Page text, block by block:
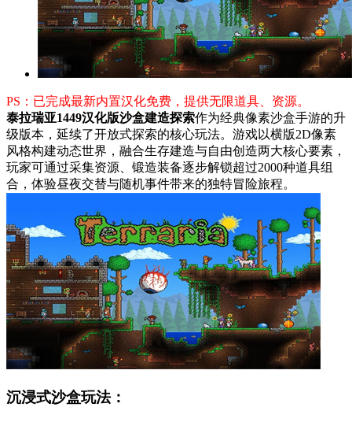
PS：已完成最新内置汉化免费，提供无限道具、资源。
泰拉瑞亚1449汉化版沙盒建造探索作为经典像素沙盒手游的升
级版本，延续了开放式探索的核心玩法。游戏以横版2D像素
风格构建动态世界，融合生存建造与自由创造两大核心要素，
玩家可通过采集资源、锻造装备逐步解锁超过2000种道具组
合，体验昼夜交替与随机事件带来的独特冒险旅程。
沉浸式沙盒玩法：